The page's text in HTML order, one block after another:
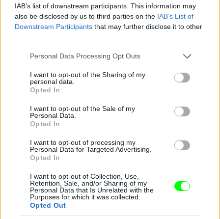
IAB’s list of downstream participants. This information may
also be disclosed by us to third parties on the IAB’s List of
Downstream Participants that may further disclose it to other
Please note that this website/app uses one or more Google
not limited to your visit or usage behaviour. You may click to
grant or deny consent to Google and its third-party tags to
use your data for below specified purposes in below Google
consent section.
Personal Data Processing Opt Outs
I want to opt-out of the Sharing of my
personal data.
Opted In
I want to opt-out of the Sale of my
Personal Data.
Opted In
I want to opt-out of processing my
Personal Data for Targeted Advertising.
Opted In
I want to opt-out of Collection, Use,
Retention, Sale, and/or Sharing of my
Personal Data that Is Unrelated with the
Purposes for which it was collected.
Opted Out
Jön még kép!